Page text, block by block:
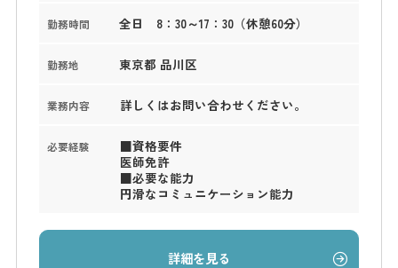
勤務時間 全日 8：30～17：30（休憩60分）
勤務地 東京都 品川区
業務内容 詳しくはお問い合わせください。
必要経験
■資格要件
医師免許
■必要な能力
円滑なコミュニケーション能力
詳細を見る